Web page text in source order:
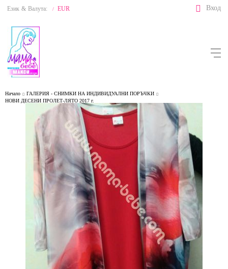
Език & Валута: / EUR Вход
Начало
ГАЛЕРИЯ - СНИМКИ НА ИНДИВИДУАЛНИ ПОРЪЧКИ
НОВИ ДЕСЕНИ ПРОЛЕТ-ЛЯТО 2017 г.